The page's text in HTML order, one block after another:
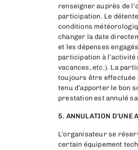
renseigner auprès de
participation. Le
conditions
changer la date
et les dépenses
participation à l’activité
vacances, etc.). La
toujours être effectuée
tenu d’apporter le bon
prestation est annulé
5. ANNULATION D’UNE
L’organisateur se
certain équipement